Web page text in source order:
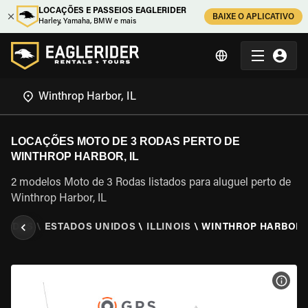
LOCAÇÕES E PASSEIOS EAGLERIDER
Harley, Yamaha, BMW e mais
BAIXE O APLICATIVO
LOCAÇÕES MOTO DE 3 RODAS PERTO DE
WINTHROP HARBOR, IL
2 modelos Moto de 3 Rodas listados para aluguel perto de
Winthrop Harbor, IL
\ ESTADOS UNIDOS \ ILLINOIS \ WINTHROP HARBOR,
VER